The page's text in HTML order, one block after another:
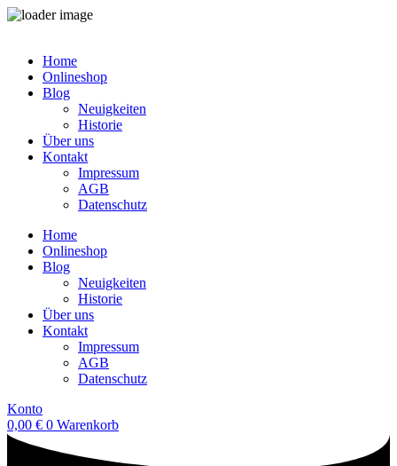
springenHome
Onlineshop
Blog
Neuigkeiten
Historie
Über uns
Kontakt
Impressum
AGB
Datenschutz
Home
Onlineshop
Blog
Neuigkeiten
Historie
Über uns
Kontakt
Impressum
AGB
Datenschutz
Konto
0,00 € 0 Warenkorb